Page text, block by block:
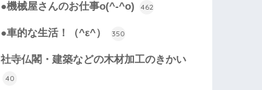
●機械屋さんのお仕事o(^-^o) 462
●車的な生活！（^ε^） 350
社寺仏閣・建築などの木材加工のきかい
40